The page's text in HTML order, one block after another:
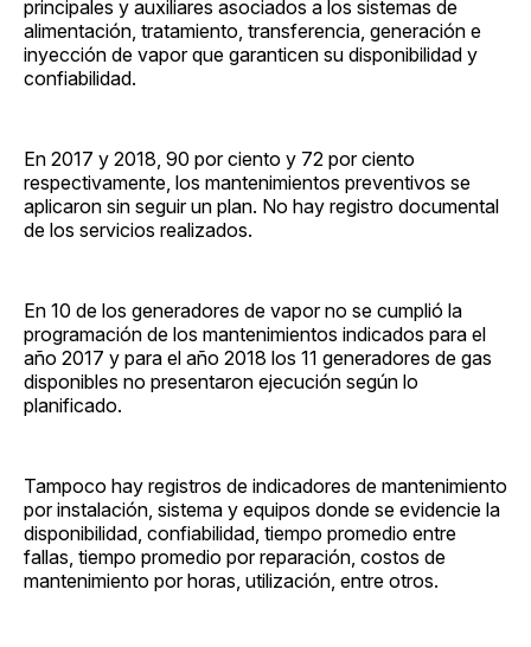
principales y auxiliares asociados a los sistemas de
alimentación, tratamiento, transferencia, generación e
inyección de vapor que garanticen su disponibilidad y
confiabilidad.
En 2017 y 2018, 90 por ciento y 72 por ciento
respectivamente, los mantenimientos preventivos se
aplicaron sin seguir un plan. No hay registro documental
de los servicios realizados.
En 10 de los generadores de vapor no se cumplió la
programación de los mantenimientos indicados para el
año 2017 y para el año 2018 los 11 generadores de gas
disponibles no presentaron ejecución según lo
planificado.
Tampoco hay registros de indicadores de mantenimiento
por instalación, sistema y equipos donde se evidencie la
disponibilidad, confiabilidad, tiempo promedio entre
fallas, tiempo promedio por reparación, costos de
mantenimiento por horas, utilización, entre otros.